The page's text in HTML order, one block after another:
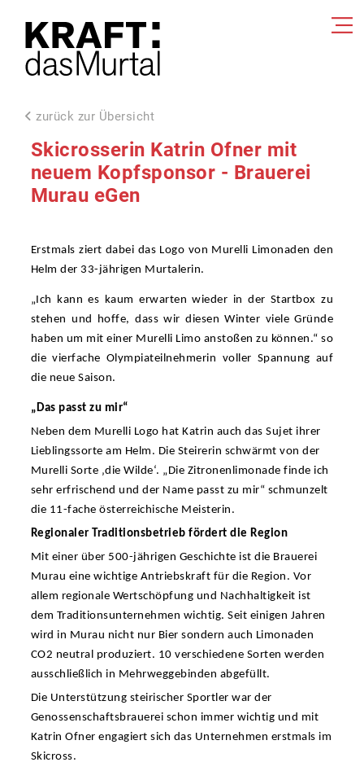
zurück zur Übersicht
Skicrosserin Katrin Ofner mit
neuem Kopfsponsor - Brauerei
Murau eGen
Erstmals ziert dabei das Logo von Murelli Limonaden den
Helm der 33-jährigen Murtalerin.
„Ich kann es kaum erwarten wieder in der Startbox zu
stehen und hoffe, dass wir diesen Winter viele Gründe
haben um mit einer Murelli Limo anstoßen zu können.“ so
die vierfache Olympiateilnehmerin voller Spannung auf
die neue Saison.
„Das passt zu mir“
Neben dem Murelli Logo hat Katrin auch das Sujet ihrer
Lieblingssorte am Helm. Die Steirerin schwärmt von der
Murelli Sorte ‚die Wilde‘. „Die Zitronenlimonade finde ich
sehr erfrischend und der Name passt zu mir“ schmunzelt
die 11-fache österreichische Meisterin.
Regionaler Traditionsbetrieb fördert die Region
Mit einer über 500-jährigen Geschichte ist die Brauerei
Murau eine wichtige Antriebskraft für die Region. Vor
allem regionale Wertschöpfung und Nachhaltigkeit ist
dem Traditionsunternehmen wichtig. Seit einigen Jahren
wird in Murau nicht nur Bier sondern auch Limonaden
CO2 neutral produziert. 10 verschiedene Sorten werden
ausschließlich in Mehrweggebinden abgefüllt.
Die Unterstützung steirischer Sportler war der
Genossenschaftsbrauerei schon immer wichtig und mit
Katrin Ofner engagiert sich das Unternehmen erstmals im
Skicross.